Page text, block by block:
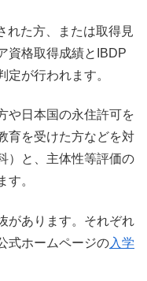
れた方、または取得見
資格取得成績とIBDP
定が行われます。
や日本国の永住許可を
育を受けた方などを対
）と、主体性等評価の
す。
があります。それぞれ
式ホームページの入学